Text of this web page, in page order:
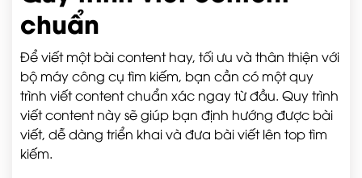
chuẩn
Để viết một bài content hay, tối ưu và thân thiện với
bộ máy công cụ tìm kiếm, bạn cần có một quy
trình viết content chuẩn xác ngay từ đầu. Quy trình
viết content này sẽ giúp bạn định hướng được bài
viết, dễ dàng triển khai và đưa bài viết lên top tìm
kiếm.